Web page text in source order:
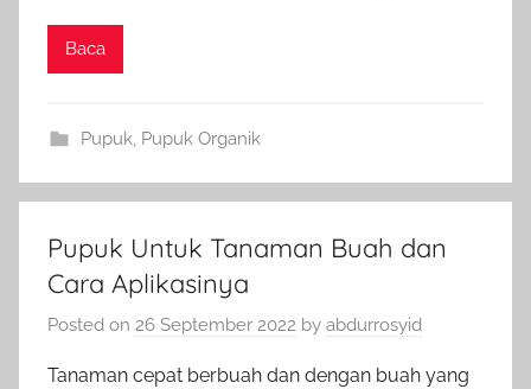
Baca
Pupuk, Pupuk Organik
Pupuk Untuk Tanaman Buah dan
Cara Aplikasinya
Posted on 26 September 2022 by abdurrosyid
Tanaman cepat berbuah dan dengan buah yang